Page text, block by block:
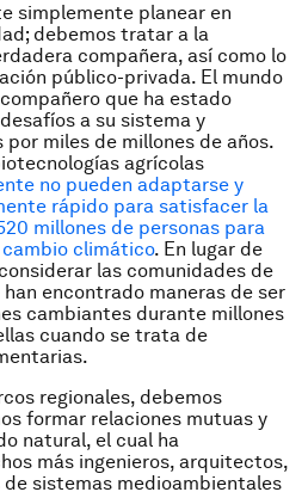
simplemente planear en
debemos tratar a la
compañera, así como lo
público-privada. El mundo
que ha estado
a su sistema y
miles de millones de años.
agrícolas
no pueden adaptarse y
rápido para satisfacer la
millones de personas para
climático. En lugar de
las comunidades de
encontrado maneras de ser
cambiantes durante millones
cuando se trata de
regionales, debemos
formar relaciones mutuas y
natural, el cual ha
más ingenieros, arquitectos,
sistemas medioambientales